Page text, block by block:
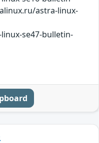
astra-linux-
se47-bulletin-